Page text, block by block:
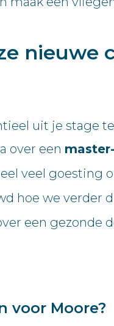
nieuwe
uit je stage
over een
veel goesting
hoe we verder
een gezonde
voor Moore?